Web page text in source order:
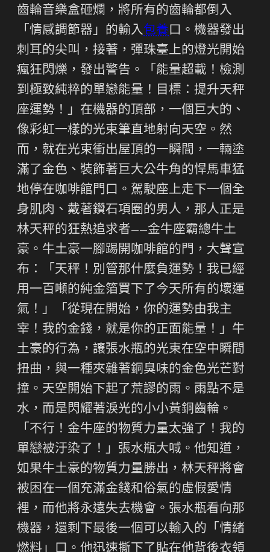
齒輪音樂盒砸爛，將所有的齒輪都倒入
「情感調節器」的輸入包養 口。機器發出
刺耳的尖叫，接著，彈珠臺上的燈光開始
瘋狂閃爍，發出警告。「能量超載！檢測
到極致純粹的單戀能量！目標：提升天秤
座運勢！」在機器的頂部，一個巨大的、
像彩虹一樣的光束筆直地射向天空。然
而，就在光束衝出屋頂的一瞬間，一輛塗
滿了金色、裝飾著巨大公牛角的悍馬車猛
地停在咖啡館門口。駕駛座上走下一個全
身肌肉、戴著鑽石項圈的男人，那人正是
林天秤的狂熱追求者——金牛座霸總牛土
豪。牛土豪一腳踢開咖啡館的門，大聲宣
布：「天秤！別管那什麼負運勢！我已經
用一百噸的純金箔買下了今天所有的壞運
氣！」「從現在開始，你的運勢由我主
宰！我的金錢，就是你的正面能量！」牛
土豪的行為，讓張水瓶的光束在空中瞬間
扭曲，與一種夾雜著銅臭味的金色光芒對
撞。天空開始下起了荒謬的雨。雨點不是
水，而是閃耀著淚光的小小黃銅齒輪。
「不行！金牛座的物質力量太強了！我的
單戀被汙染了！」張水瓶大喊。他知道，
如果牛土豪的物質力量勝出，林天秤將會
被困在一個充滿金錢和俗氣的虛假愛情
裡，而他將永遠失去機會。張水瓶看向那
機器，還剩下最後一個可以輸入的「情緒
燃料」口。他迅速撕下了貼在他背後衣領